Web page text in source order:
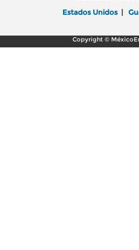
Estados Unidos |
Copyright ©